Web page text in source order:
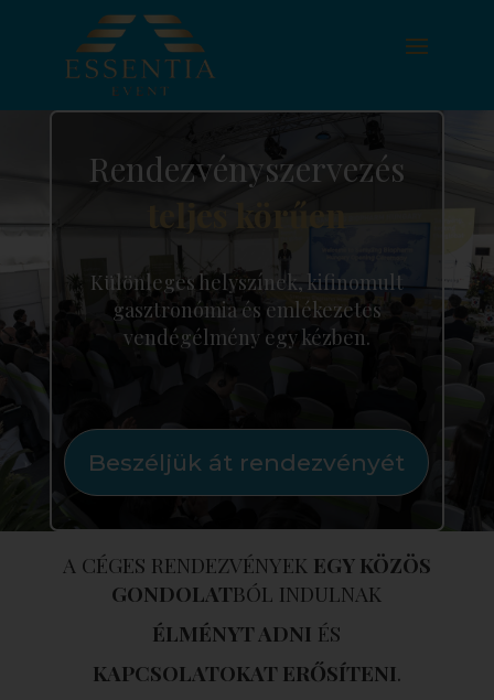
Rendezvényszervezés
teljes körűen
Különleges helyszínek, kifinomult
gasztronómia és emlékezetes
vendégélmény egy kézben.
Beszéljük át rendezvényét
A CÉGES RENDEZVÉNYEK EGY KÖZÖS
GONDOLATBÓL INDULNAK
ÉLMÉNYT ADNI ÉS
KAPCSOLATOKAT ERŐSÍTENI.